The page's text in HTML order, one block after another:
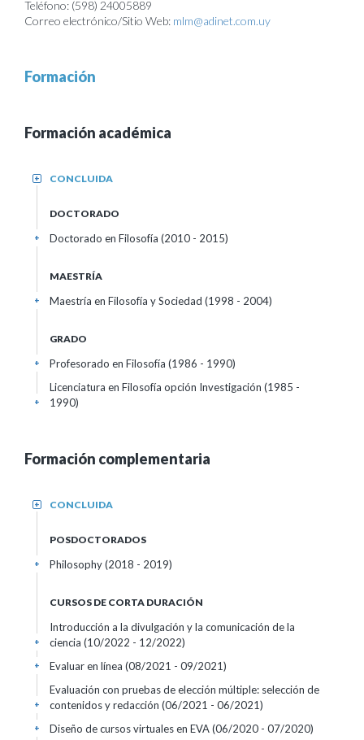
Teléfono: (598) 24005889
Correo electrónico/Sitio Web: mlm@adinet.com.uy
Formación
Formación académica
CONCLUIDA
+
DOCTORADO
Doctorado en Filosofía (2010 - 2015)
+
MAESTRÍA
Maestría en Filosofía y Sociedad (1998 - 2004)
+
GRADO
Profesorado en Filosofía (1986 - 1990)
+
Licenciatura en Filosofía opción Investigación (1985 -
1990)
+
Formación complementaria
CONCLUIDA
+
POSDOCTORADOS
Philosophy (2018 - 2019)
+
CURSOS DE CORTA DURACIÓN
Introducción a la divulgación y la comunicación de la
ciencia (10/2022 - 12/2022)
+
Evaluar en línea (08/2021 - 09/2021)
+
Evaluación con pruebas de elección múltiple: selección de
contenidos y redacción (06/2021 - 06/2021)
+
Diseño de cursos virtuales en EVA(06/2020 - 07/2020)
+